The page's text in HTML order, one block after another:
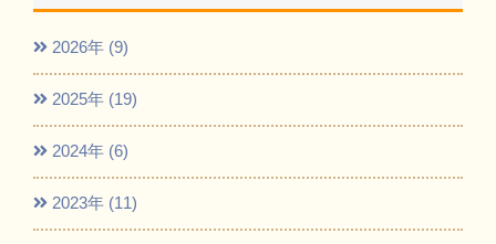
2026年 (9)
2025年 (19)
2024年 (6)
2023年 (11)